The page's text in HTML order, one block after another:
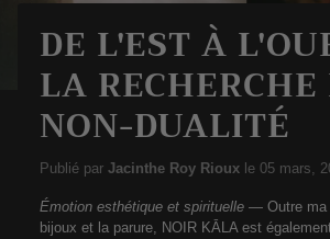
DE L'EST À
LA
NON-DUALITÉ
Publié par Jacinthe Roy Rioux le 05 mars,
Émotion esthétique et spirituelle — Outre ma
bijoux et la parure, NOIR KĀLA est